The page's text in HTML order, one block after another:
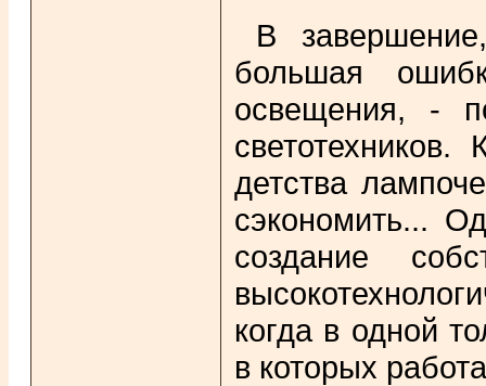
В
большая
освещения, -
детства
сэкономить...
создание
когда в одной
в которых